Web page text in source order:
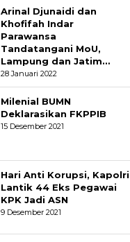
Arinal Djunaidi dan
Khofifah Indar
Parawansa
Tandatangani MoU,
Lampung dan Jatim…
28 Januari 2022
Milenial BUMN
Deklarasikan FKPPIB
15 Desember 2021
Hari Anti Korupsi, Kapolri
Lantik 44 Eks Pegawai
KPK Jadi ASN
9 Desember 2021